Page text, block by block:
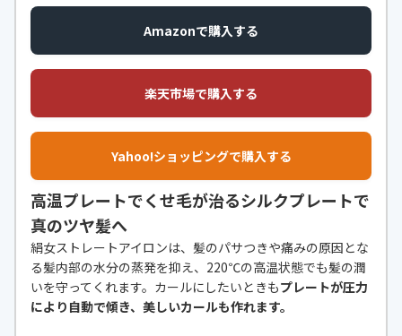
Amazonで購入する
楽天市場で購入する
Yahoo!ショッピングで購入する
高温プレートでくせ毛が治るシルクプレートで
真のツヤ髪へ
絹女ストレートアイロンは、髪のパサつきや痛みの原因とな
る髪内部の水分の蒸発を抑え、220℃の高温状態でも髪の潤
いを守ってくれます。カールにしたいときもプレートが圧力
により自動で傾き、美しいカールも作れます。